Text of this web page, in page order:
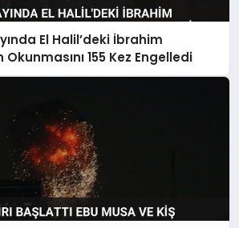
El Halil’deki İbrahim
Okunmasını 155 Kez Engelledi